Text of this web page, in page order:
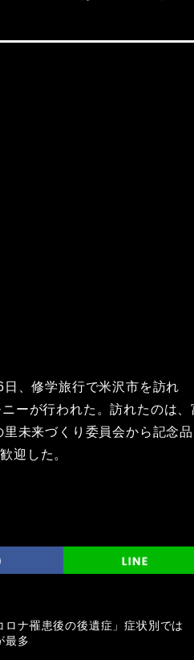
、修学旅行で米沢市を訪れ
ーが行われた。訪れたのは、
未来づくり委員会から記念品
迎した。
ロナ罹患後の後遺症」症状別では
最多